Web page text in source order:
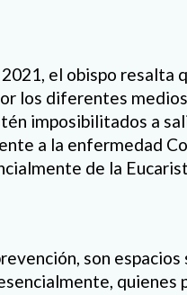
el obispo resalta
los diferentes
imposibilitados a
a la enfermedad
de la
son espacios
quienes